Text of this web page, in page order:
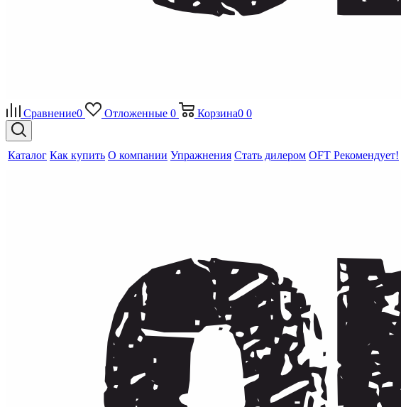
Сравнение0 Отложенные 0 Корзина0 0
Каталог Как купить О компании Упражнения Стать дилером OFT Рекомендует!